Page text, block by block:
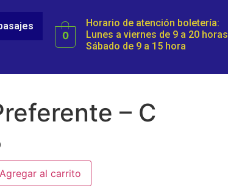
0
Horario de atención boletería:
Lunes a viernes de 9 a 20 horas
Sábado de 9 a 15 hora
– C
Agregar al carrito